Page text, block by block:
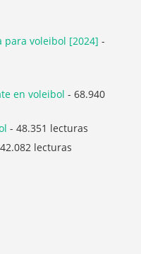
para voleibol [2024] -
en voleibol - 68.940
- 48.351 lecturas
lecturas